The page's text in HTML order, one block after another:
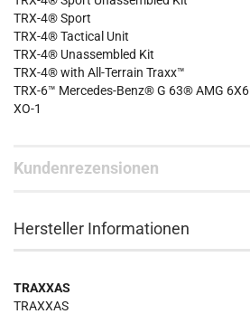
TRX-4® Sport
TRX-4® Tactical Unit
TRX-4® Unassembled Kit
TRX-4® with All-Terrain Traxx™
TRX-6™ Mercedes-Benz® G 63® AMG 6X6
XO-1
Kundenrezensionen
Hersteller Informationen
TRAXXAS
TRAXXAS